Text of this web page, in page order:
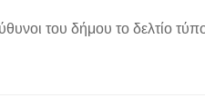
του δήμου το δελτίο